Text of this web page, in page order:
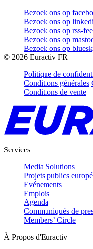
Bezoek ons op
Bezoek ons op
Bezoek ons op rss-
Bezoek ons op
Bezoek ons op
© 2026 Euractiv FR
Politique de
Conditions générales
Conditions de vente
Services
Media Solutions
Projets publics
Evénements
Emplois
Agenda
Communiqués de
Members’ Circle
À Propos d'Euractiv